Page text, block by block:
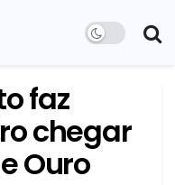
faz
chegar
Ouro